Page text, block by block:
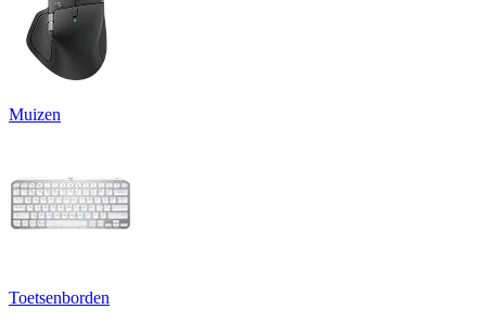
Muizen
Toetsenborden